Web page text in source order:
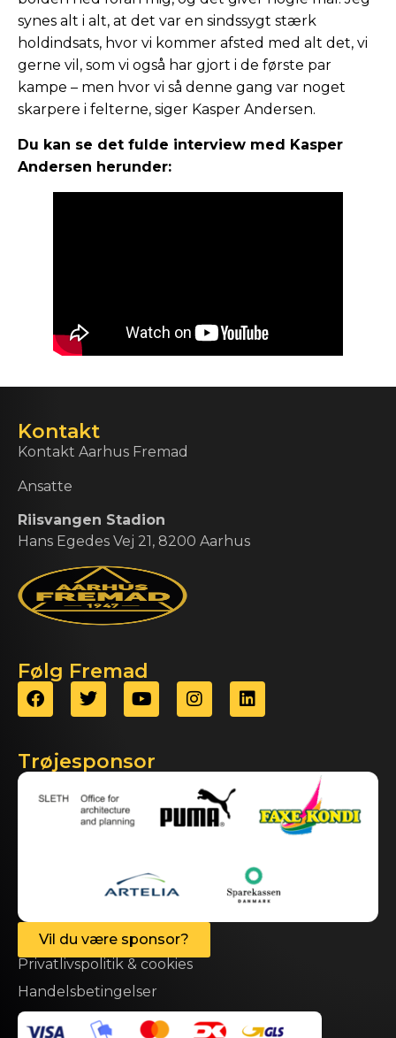
synes alt i alt, at det var en sindssygt stærk
holdindsats, hvor vi kommer afsted med alt det, vi
gerne vil, som vi også har gjort i de første par
kampe – men hvor vi så denne gang var noget
skarpere i felterne, siger Kasper Andersen.
Du kan se det fulde interview med Kasper
Andersen herunder:
Kontakt
Kontakt Aarhus Fremad
Ansatte
Riisvangen Stadion
Hans Egedes Vej 21, 8200 Aarhus
Følg Fremad
Trøjesponsor
Vil du være sponsor?
Privatlivspolitik & cookies
Handelsbetingelser